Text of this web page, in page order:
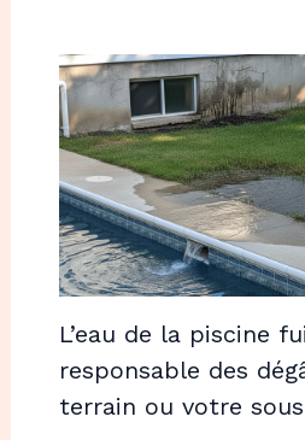
L’eau de la piscine
responsable des
terrain ou votre